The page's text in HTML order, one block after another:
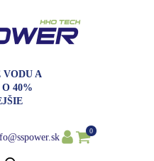
VODU A
40%
0